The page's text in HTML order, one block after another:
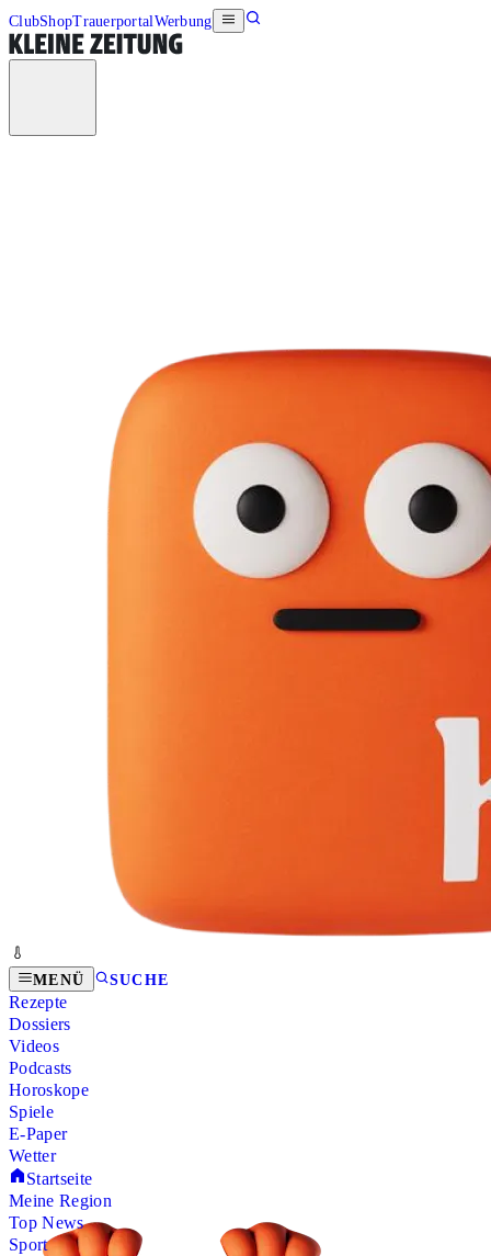
ClubShopTrauerportalWerbung
MENÜ SUCHE
Rezepte
Dossiers
Videos
Podcasts
Horoskope
Spiele
E-Paper
Wetter
Startseite
Meine Region
Top News
Sport